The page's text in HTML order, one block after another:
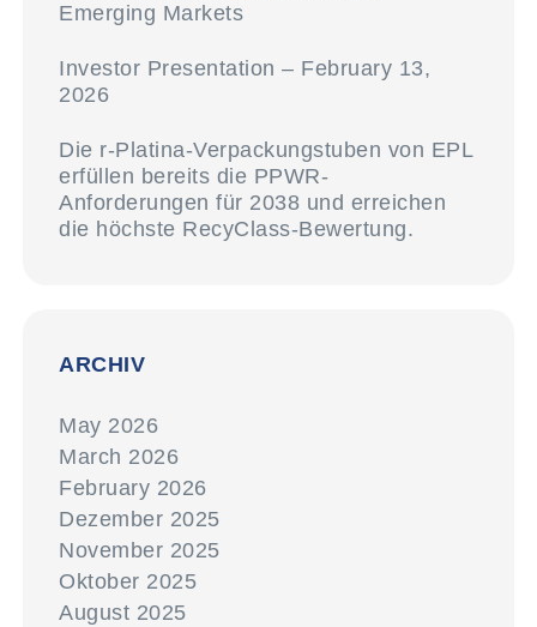
Emerging Markets
Investor Presentation – February 13,
2026
Die r-Platina-Verpackungstuben von EPL
erfüllen bereits die PPWR-
Anforderungen für 2038 und erreichen
die höchste RecyClass-Bewertung.
ARCHIV
May 2026
March 2026
February 2026
Dezember 2025
November 2025
Oktober 2025
August 2025